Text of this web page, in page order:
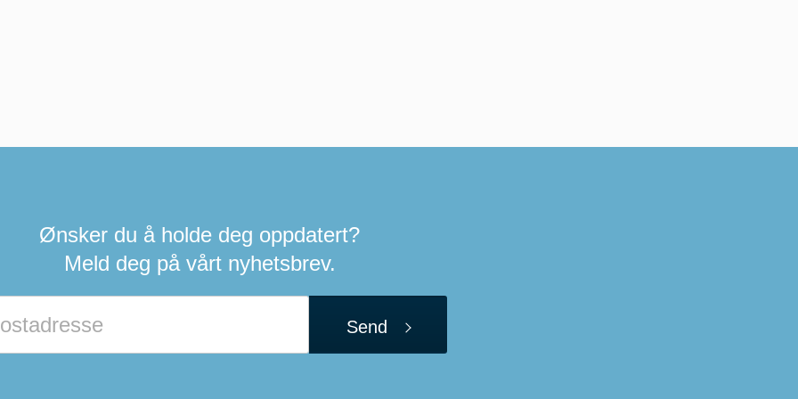
Ønsker du å holde deg oppdatert?
Meld deg på vårt nyhetsbrev.
Send